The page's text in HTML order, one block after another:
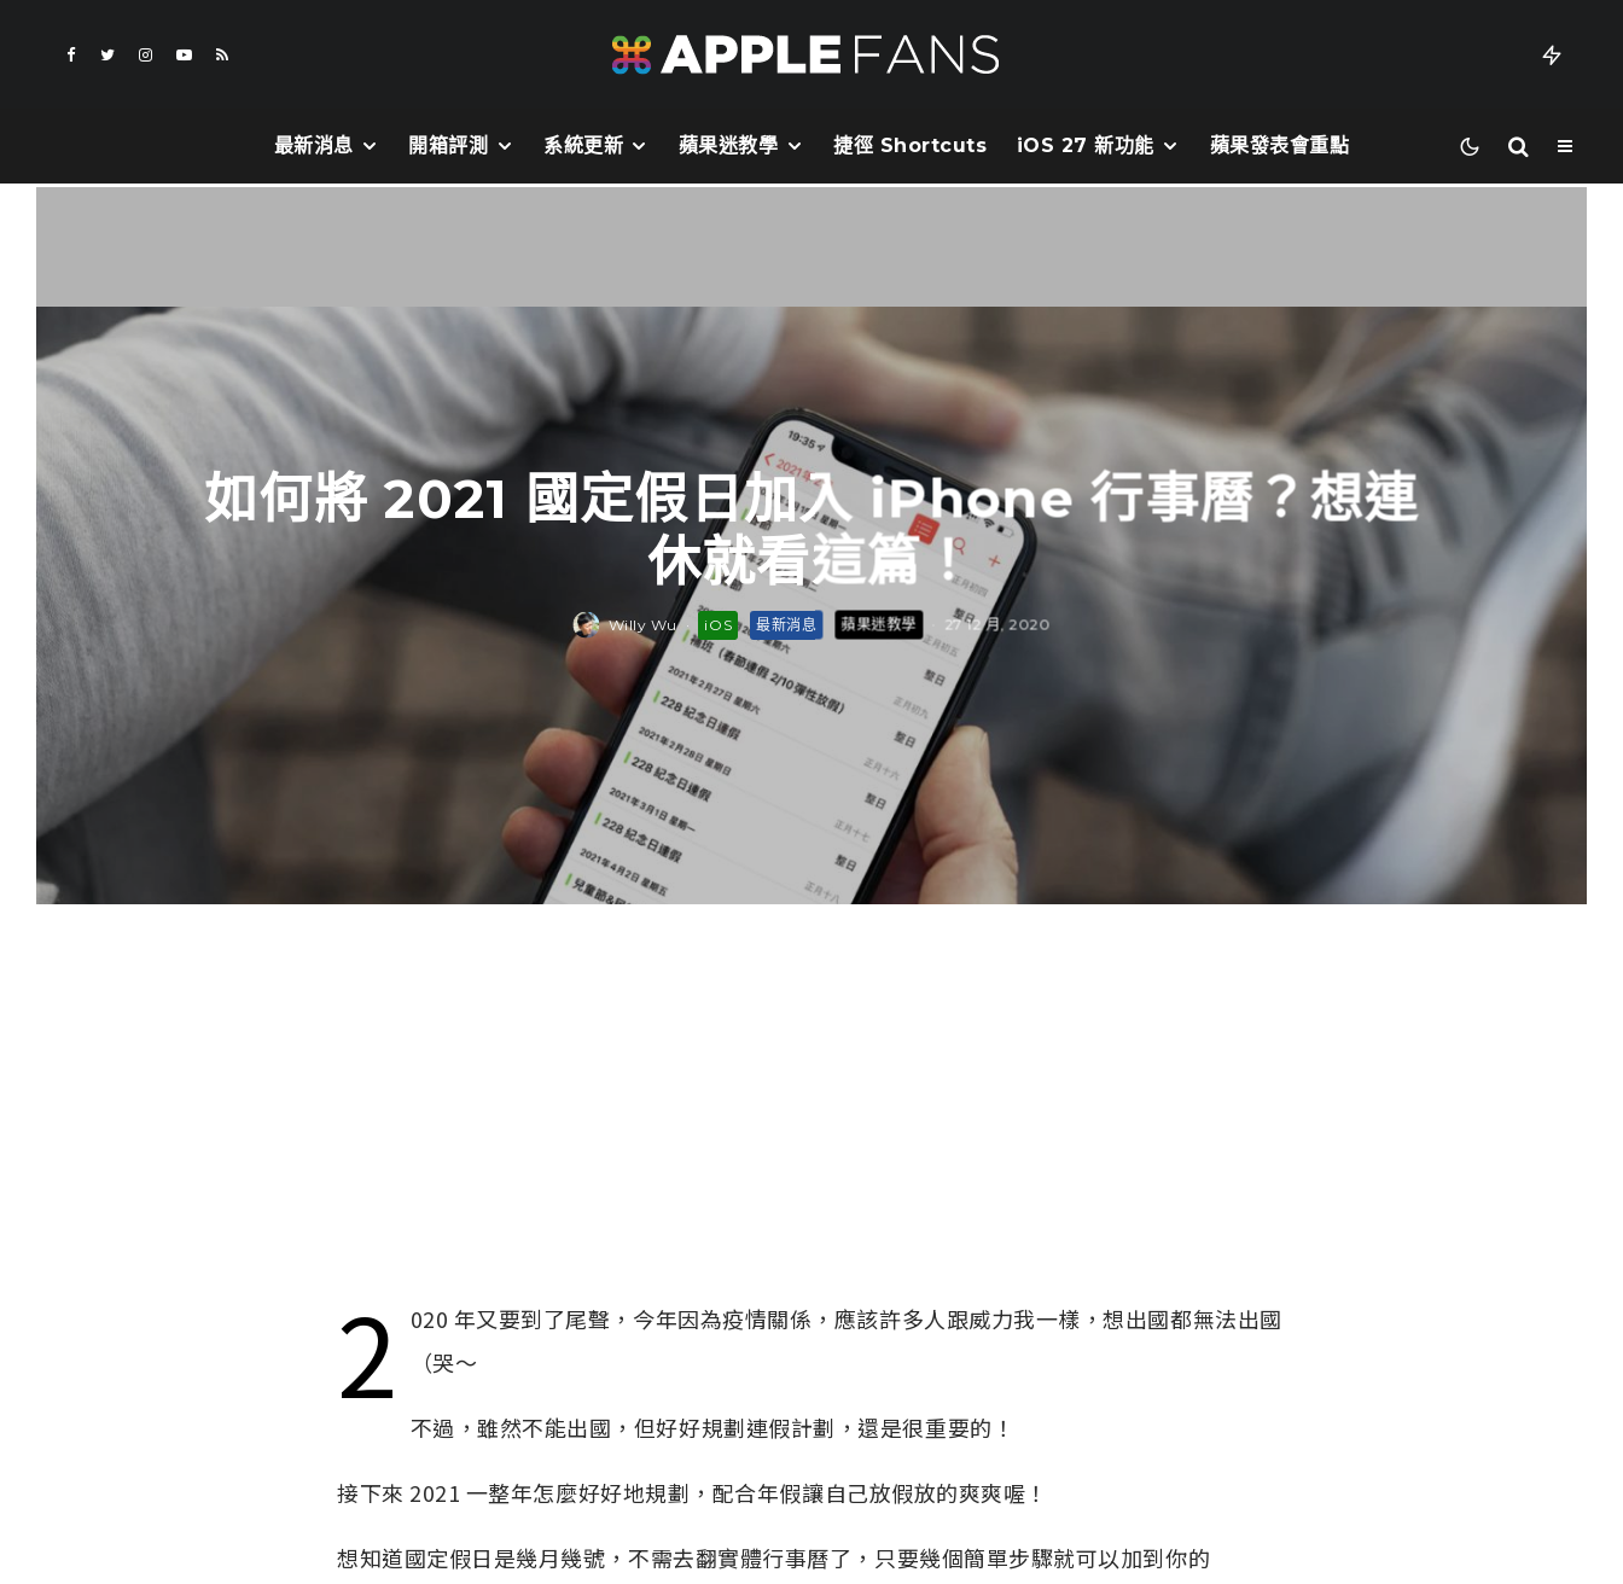
最新消息 開箱評測 系統更新 蘋果迷教學 捷徑 Shortcuts iOS 27 新功能 蘋果發表會重點
如何將 2021 國定假日加入 iPhone 行事曆？想連
休就看這篇！
Willy Wu · iOS 最新消息 蘋果迷教學 27 12 月, 2020
2
020 年又要到了尾聲，今年因為疫情關係，應該許多人跟威力我一樣，想出國都無法出國
（哭～
不過，雖然不能出國，但好好規劃連假計劃，還是很重要的！
接下來 2021 一整年怎麼好好地規劃，配合年假讓自己放假放的爽爽喔！
想知道國定假日是幾月幾號，不需去翻實體行事曆了，只要幾個簡單步驟就可以加到你的